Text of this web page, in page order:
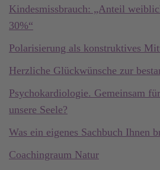
Kindesmissbrauch: „Anteil
30%“
Polarisierung als konstruktives
Herzliche Glückwünsche zur
Psychokardiologie. Gemeinsam
unsere Seele?
Was ein eigenes Sachbuch Ihnen
Coachingraum Natur